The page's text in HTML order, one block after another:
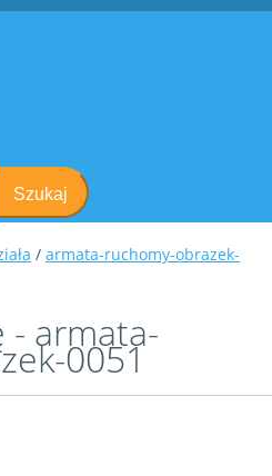
Szukaj
/ armata-ruchomy-obrazek-
- armata-
0051